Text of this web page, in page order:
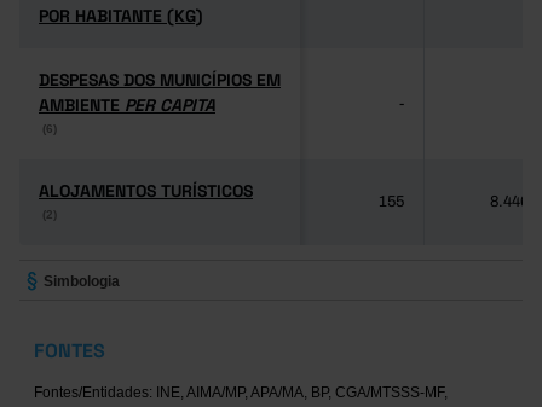
POR HABITANTE (KG)
POR HABITANTE (KG)
DESPESAS DOS MUNICÍPIOS EM
AMBIENTE PER CAPITA
(6)
DESPESAS DOS MUNICÍPIOS EM
AMBIENTE PER CAPITA
(6)
-
ALOJAMENTOS TURÍSTICOS
(2)
ALOJAMENTOS TURÍSTICOS
(2)
155 8.446
Simbologia
FONTES
Fontes/Entidades: INE, AIMA/MP, APA/MA, BP, CGA/MTSSS-MF,